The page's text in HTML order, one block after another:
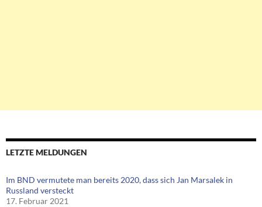
LETZTE MELDUNGEN
Im BND vermutete man bereits 2020, dass sich Jan Marsalek in
Russland versteckt
17. Februar 2021